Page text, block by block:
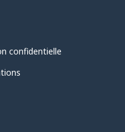
confidentielle